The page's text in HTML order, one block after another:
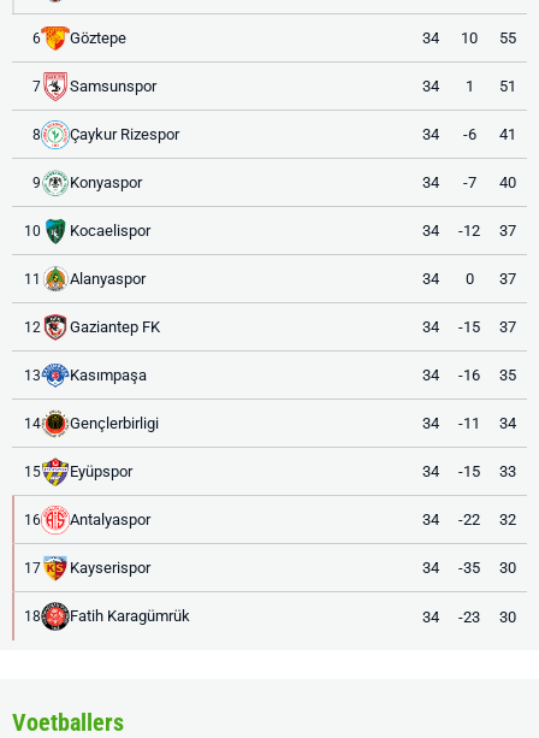
6 Göztepe 34 10 55
7 Samsunspor 34 1 51
8 Çaykur Rizespor 34 -6 41
9 Konyaspor 34 -7 40
10 Kocaelispor 34 -12 37
11 Alanyaspor 34 0 37
12 Gaziantep FK 34 -15 37
13 Kasımpaşa 34 -16 35
14 Gençlerbirligi 34 -11 34
15 Eyüpspor 34 -15 33
16 Antalyaspor 34 -22 32
17 Kayserispor 34 -35 30
18 Fatih Karagümrük 34 -23 30
Voetballers